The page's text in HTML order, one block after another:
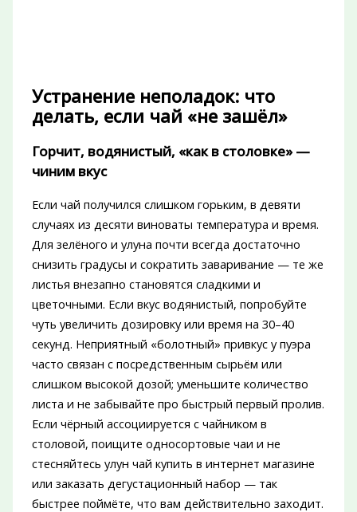
Устранение неполадок: что
делать, если чай «не зашёл»
Горчит, водянистый, «как в столовке» —
чиним вкус
Если чай получился слишком горьким, в девяти
случаях из десяти виноваты температура и время.
Для зелёного и улуна почти всегда достаточно
снизить градусы и сократить заваривание — те же
листья внезапно становятся сладкими и
цветочными. Если вкус водянистый, попробуйте
чуть увеличить дозировку или время на 30–40
секунд. Неприятный «болотный» привкус у пуэра
часто связан с посредственным сырьём или
слишком высокой дозой; уменьшите количество
листа и не забывайте про быстрый первый пролив.
Если чёрный ассоциируется с чайником в
столовой, поищите односортовые чаи и не
стесняйтесь улун чай купить в интернет магазине
или заказать дегустационный набор — так
быстрее поймёте, что вам действительно заходит.